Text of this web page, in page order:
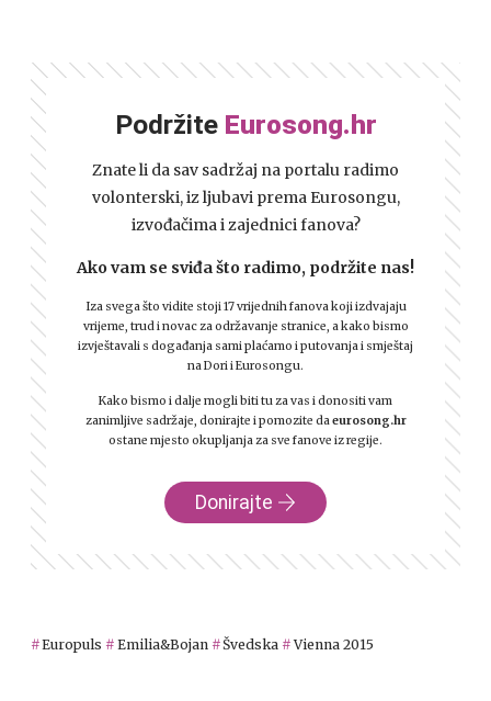
Podržite Eurosong.hr
Znate li da sav sadržaj na portalu radimo
volonterski, iz ljubavi prema Eurosongu,
izvođačima i zajednici fanova?
Ako vam se sviđa što radimo, podržite nas!
Iza svega što vidite stoji 17 vrijednih fanova koji izdvajaju
vrijeme, trud i novac za održavanje stranice, a kako bismo
izvještavali s događanja sami plaćamo i putovanja i smještaj
na Dori i Eurosongu.
Kako bismo i dalje mogli biti tu za vas i donositi vam
zanimljive sadržaje, donirajte i pomozite daeurosong.hr
ostane mjesto okupljanja za sve fanove iz regije.
Donirajte
Europuls Emilia&Bojan Švedska Vienna 2015